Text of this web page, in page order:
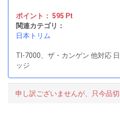
ポイント： 595 Pt
関連カテゴリ：
日本トリム
TI-7000、ザ・カンゲン 他対応
ッジ
申し訳ございませんが、只今品切